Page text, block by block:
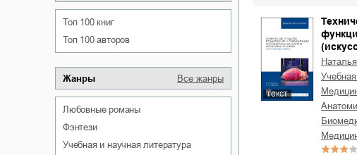
Топ 100 книг
Топ 100 авторов
Жанры Все жанры
любовные романы
фэнтези
учебная и научная литература
текст